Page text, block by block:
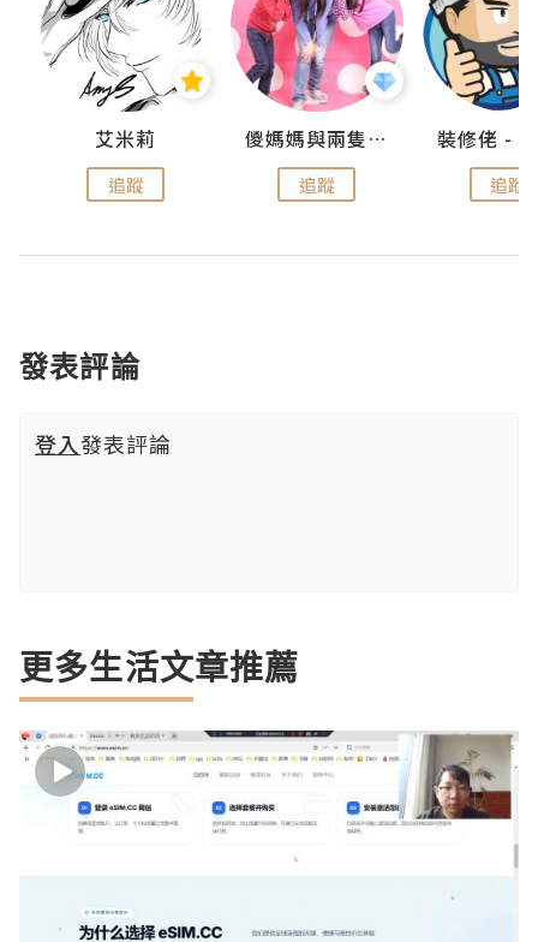
艾米莉
追蹤
儍媽媽與兩隻小魔怪之家
追蹤 追蹤
發表評論
登入發表評論
更多生活文章推薦